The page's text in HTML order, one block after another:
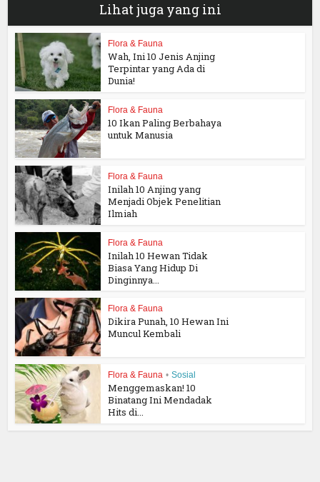
Lihat juga yang ini
Flora & Fauna
Wah, Ini 10 Jenis Anjing
Terpintar yang Ada di
Dunia!
Flora & Fauna
10 Ikan Paling Berbahaya
untuk Manusia
Flora & Fauna
Inilah 10 Anjing yang
Menjadi Objek Penelitian
Ilmiah
Flora & Fauna
Inilah 10 Hewan Tidak
Biasa Yang Hidup Di
Dinginnya...
Flora & Fauna
Dikira Punah, 10 Hewan Ini
Muncul Kembali
Flora & Fauna • Sosial
Menggemaskan! 10
Binatang Ini Mendadak
Hits di...